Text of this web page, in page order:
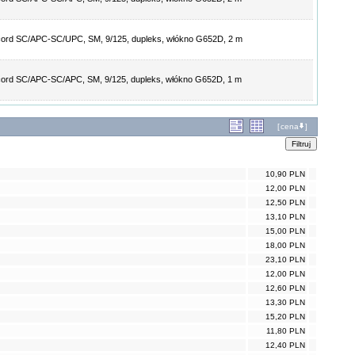
SC/APC-SC/UPC, SM, 9/125, dupleks, włókno G652D, 2 m
SC/APC-SC/APC, SM, 9/125, dupleks, włókno G652D, 1 m
[cena ]
10,90 PLN
12,00 PLN
12,50 PLN
13,10 PLN
15,00 PLN
18,00 PLN
23,10 PLN
12,00 PLN
12,60 PLN
13,30 PLN
15,20 PLN
11,80 PLN
12,40 PLN